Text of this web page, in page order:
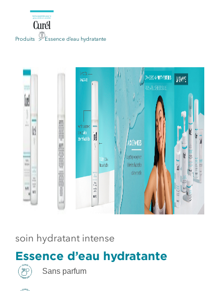
Produits Essence d’eau hydratante
soin hydratant intense
Essence d’eau hydratante
Sans parfum